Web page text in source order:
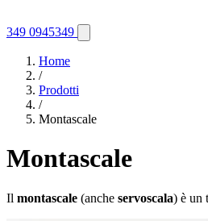
349 0945349
Home
/
Prodotti
/
Montascale
Montascale
Il montascale (anche servoscala) è un